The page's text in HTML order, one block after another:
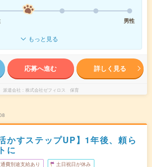
男性
もっと見る
応募へ進む 詳しく見る
派遣会社 株式会社ゼフィロス 保育
かすステップUP】1年後、頼ら
に
費別途支給あり 土日祝日が休み